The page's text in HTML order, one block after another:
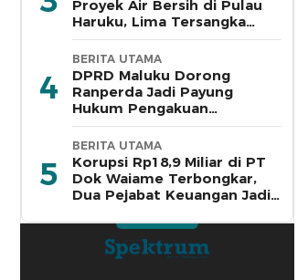
Proyek Air Bersih di Pulau
Haruku, Lima Tersangka
Ditahan
4
BERITA UTAMA
DPRD Maluku Dorong
Ranperda Jadi Payung
Hukum Pengakuan
Masyarakat Adat
5
BERITA UTAMA
Korupsi Rp18,9 Miliar di PT
Dok Waiame Terbongkar,
Dua Pejabat Keuangan Jadi